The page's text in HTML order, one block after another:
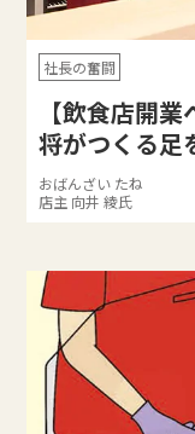
社長の奮闘
【飲食店開
将がつくる足
おばんざい たね
店主 向井 綾氏